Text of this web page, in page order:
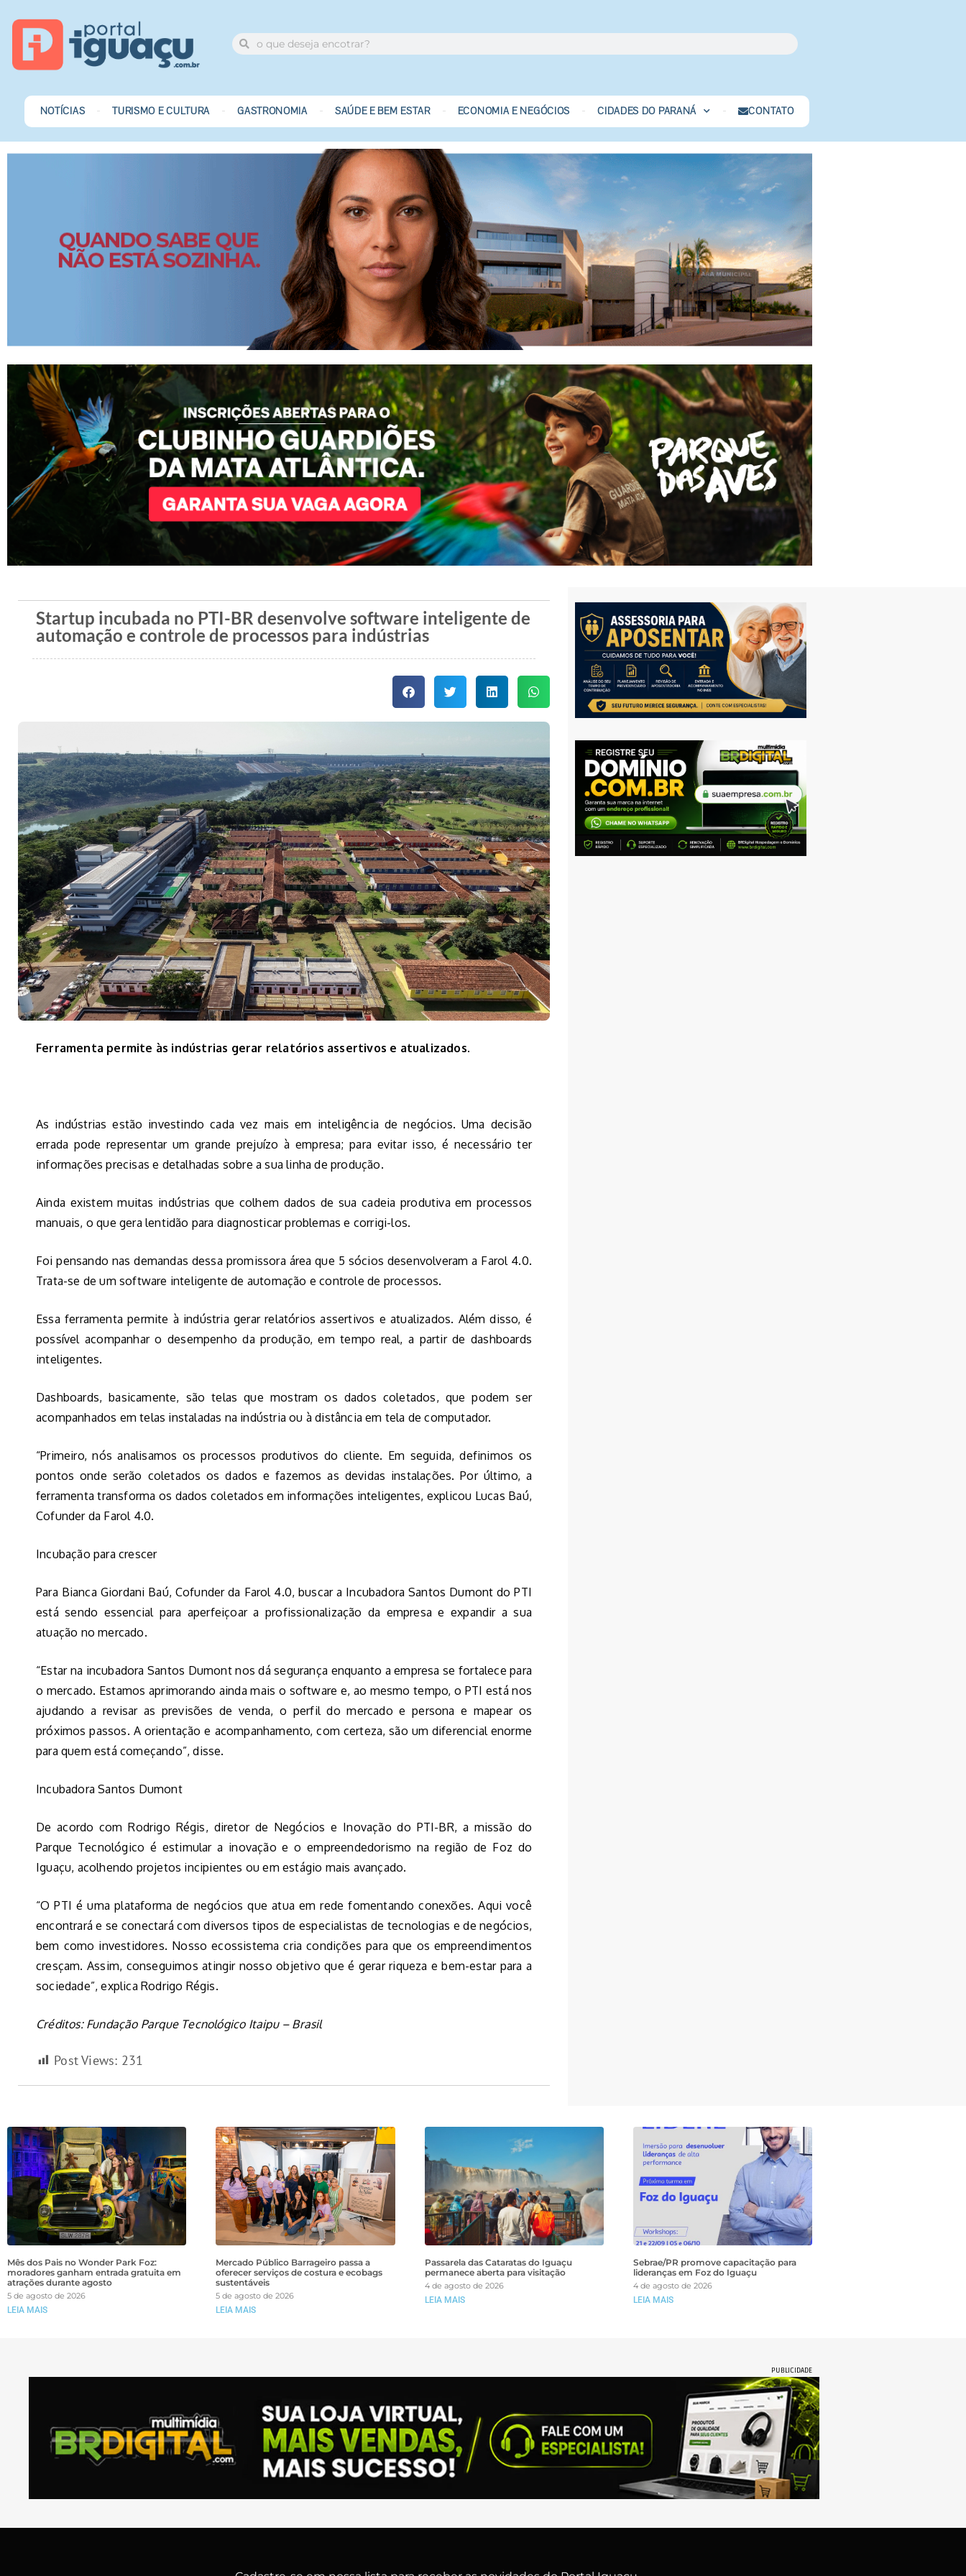
NOTÍCIAS TURISMO E CULTURA GASTRONOMIA SAÚDE E BEM ESTAR ECONOMIA E NEGÓCIOS CIDADES DO PARANÁ CONTATO
Startup incubada no PTI-BR desenvolve software inteligente de
automação e controle de processos para indústrias
Ferramenta permite às indústrias gerar relatórios assertivos e atualizados.
As indústrias estão investindo cada vez mais em inteligência de negócios. Uma decisão
errada pode representar um grande prejuízo à empresa; para evitar isso, é necessário ter
informações precisas e detalhadas sobre a sua linha de produção.
Ainda existem muitas indústrias que colhem dados de sua cadeia produtiva em processos
manuais, o que gera lentidão para diagnosticar problemas e corrigi-los.
Foi pensando nas demandas dessa promissora área que 5 sócios desenvolveram a Farol 4.0.
Trata-se de um software inteligente de automação e controle de processos.
Essa ferramenta permite à indústria gerar relatórios assertivos e atualizados. Além disso, é
possível acompanhar o desempenho da produção, em tempo real, a partir de dashboards
inteligentes.
Dashboards, basicamente, são telas que mostram os dados coletados, que podem ser
acompanhados em telas instaladas na indústria ou à distância em tela de computador.
“Primeiro, nós analisamos os processos produtivos do cliente. Em seguida, definimos os
pontos onde serão coletados os dados e fazemos as devidas instalações. Por último, a
ferramenta transforma os dados coletados em informações inteligentes, explicou Lucas Baú,
Cofunder da Farol 4.0.
Incubação para crescer
Para Bianca Giordani Baú, Cofunder da Farol 4.0, buscar a Incubadora Santos Dumont do PTI
está sendo essencial para aperfeiçoar a profissionalização da empresa e expandir a sua
atuação no mercado.
“Estar na incubadora Santos Dumont nos dá segurança enquanto a empresa se fortalece para
o mercado. Estamos aprimorando ainda mais o software e, ao mesmo tempo, o PTI está nos
ajudando a revisar as previsões de venda, o perfil do mercado e persona e mapear os
próximos passos. A orientação e acompanhamento, com certeza, são um diferencial enorme
para quem está começando”, disse.
Incubadora Santos Dumont
De acordo com Rodrigo Régis, diretor de Negócios e Inovação do PTI-BR, a missão do
Parque Tecnológico é estimular a inovação e o empreendedorismo na região de Foz do
Iguaçu, acolhendo projetos incipientes ou em estágio mais avançado.
“O PTI é uma plataforma de negócios que atua em rede fomentando conexões. Aqui você
encontrará e se conectará com diversos tipos de especialistas de tecnologias e de negócios,
bem como investidores. Nosso ecossistema cria condições para que os empreendimentos
cresçam. Assim, conseguimos atingir nosso objetivo que é gerar riqueza e bem-estar para a
sociedade”, explica Rodrigo Régis.
Créditos: Fundação Parque Tecnológico Itaipu – Brasil
Post Views: 231
Mês dos Pais no Wonder Park Foz:
moradores ganham entrada gratuita em
atrações durante agosto
5 de agosto de 2026
LEIA MAIS
Mercado Público Barrageiro passa a
oferecer serviços de costura e ecobags
sustentáveis
5 de agosto de 2026
LEIA MAIS
Passarela das Cataratas do Iguaçu
permanece aberta para visitação
4 de agosto de 2026
LEIA MAIS
Sebrae/PR promove capacitação para
lideranças em Foz do Iguaçu
4 de agosto de 2026
LEIA MAIS
PUBLICIDADE